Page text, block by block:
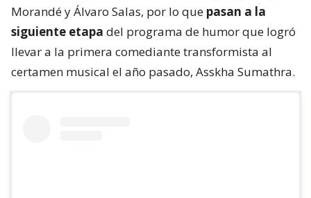
Morandé y Álvaro Salas, por lo que pasan a la
siguiente etapa del programa de humor que logró
llevar a la primera comediante transformista al
certamen musical el año pasado, Asskha Sumathra.